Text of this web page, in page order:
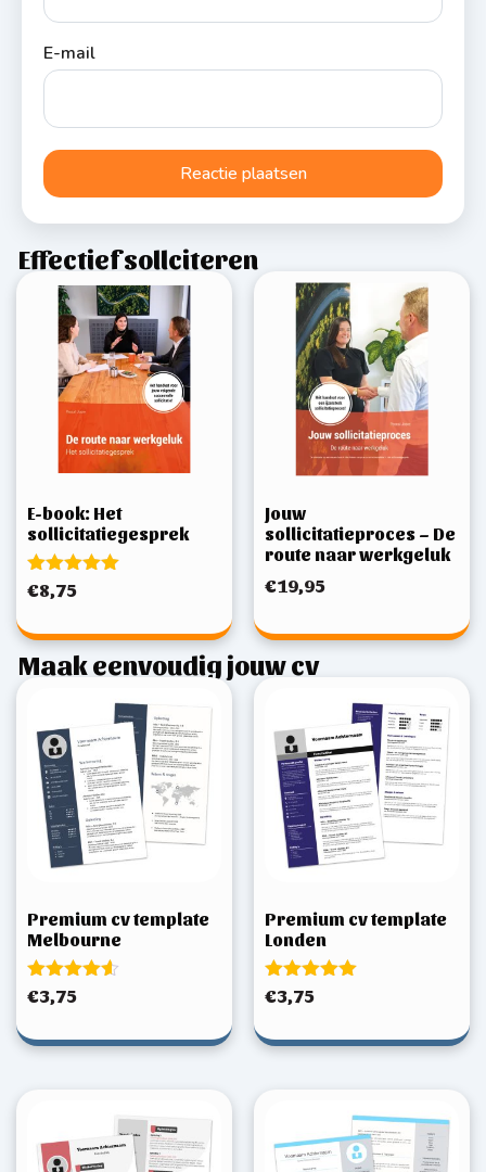
E-mail
Effectief sollciteren
E-book: Het
sollicitatiegesprek
Gewaardeerd
5.00
€8,75
Jouw
sollicitatieproces – De
route naar werkgeluk
€19,95
Maak eenvoudig jouw cv
Premium cv template
Melbourne
Gewaardeerd
4.50
€3,75
Premium cv template
Londen
Gewaardeerd
5.00
€3,75